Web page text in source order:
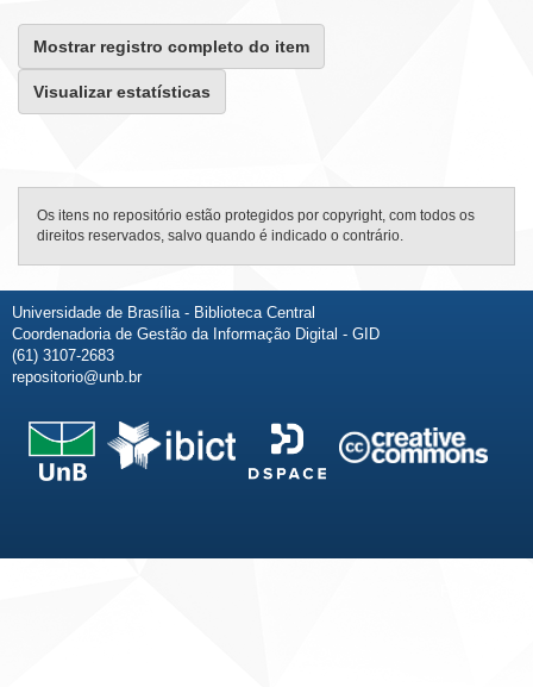
Mostrar registro completo do item
Visualizar estatísticas
Os itens no repositório estão protegidos por copyright, com todos os
direitos reservados, salvo quando é indicado o contrário.
Universidade de Brasília - Biblioteca Central
Coordenadoria de Gestão da Informação Digital - GID
(61) 3107-2683
repositorio@unb.br